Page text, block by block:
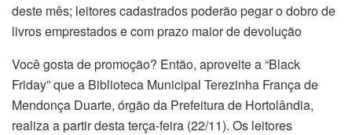
deste mês; leitores cadastrados poderão pegar o dobro de
livros emprestados e com prazo maior de devolução
Você gosta de promoção? Então, aproveite a “Black
Friday” que a Biblioteca Municipal Terezinha França de
Mendonça Duarte, órgão da Prefeitura de Hortolândia,
realiza a partir desta terça-feira (22/11). Os leitores